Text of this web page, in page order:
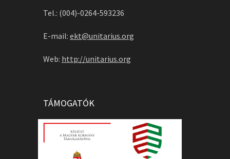
Tel.: (004)-0264-593236
E-mail: ekt@unitarius.org
Web: http://unitarius.org
TÁMOGATÓK